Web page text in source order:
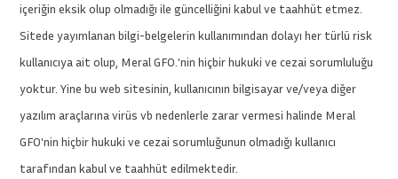
içeriğin eksik olup olmadığı ile güncelliğini kabul ve taahhüt etmez.
Sitede yayımlanan bilgi-belgelerin kullanımından dolayı her türlü risk
kullanıcıya ait olup, Meral GFO.'nin hiçbir hukuki ve cezai sorumluluğu
yoktur. Yine bu web sitesinin, kullanıcının bilgisayar ve/veya diğer
yazılım araçlarına virüs vb nedenlerle zarar vermesi halinde Meral
GFO'nin hiçbir hukuki ve cezai sorumluğunun olmadığı kullanıcı
tarafından kabul ve taahhüt edilmektedir.